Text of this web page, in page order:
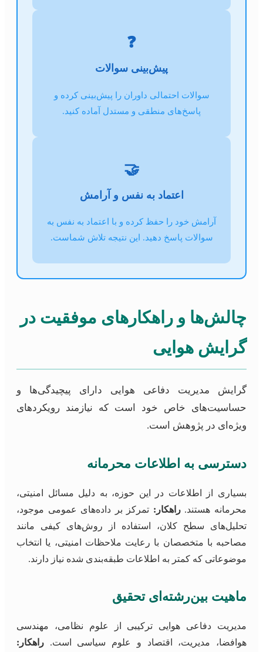
❓
پیش‌بینی سوالات
سوالات احتمالی داوران را پیش‌بینی کرده و
پاسخ‌های منطقی و مستدل آماده کنید.
🤝
اعتماد به نفس و آرامش
آرامش خود را حفظ کرده و با اعتماد به نفس به
سوالات پاسخ دهید. این نتیجه تلاش شماست.
چالش‌ها و راهکارهای موفقیت در
گرایش هوایی
گرایش مدیریت دفاعی هوایی دارای پیچیدگی‌ها و
حساسیت‌های خاص خود است که نیازمند رویکردهای
ویژه‌ای در پژوهش است.
دسترسی به اطلاعات محرمانه
بسیاری از اطلاعات در این حوزه، به دلیل مسائل امنیتی،
محرمانه هستند.راهکار: تمرکز بر داده‌های عمومی موجود،
تحلیل‌های سطح کلان، استفاده از روش‌های کیفی مانند
مصاحبه با متخصصان با رعایت ملاحظات امنیتی، یا انتخاب
موضوعاتی که کمتر به اطلاعات طبقه‌بندی شده نیاز دارند.
ماهیت بین‌رشته‌ای تحقیق
مدیریت دفاعی هوایی ترکیبی از علوم نظامی، مهندسی
هوافضا، مدیریت، اقتصاد و علوم سیاسی است. راهکار: